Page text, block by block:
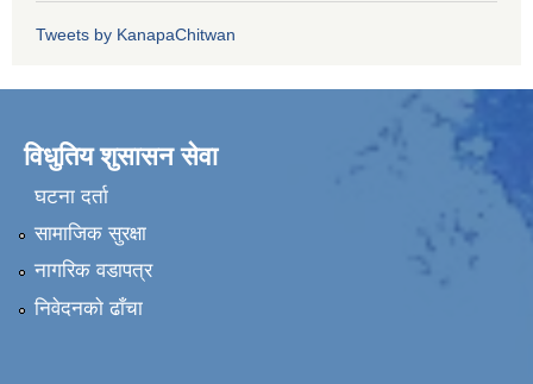
Tweets by KanapaChitwan
विधुतिय शुसासन सेवा
घटना दर्ता
सामाजिक सुरक्षा
नागरिक वडापत्र
निवेदनकाे ढाँचा